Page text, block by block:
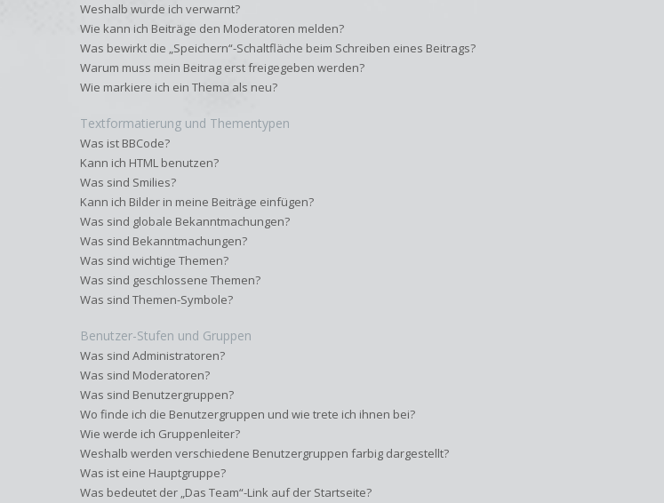
Weshalb wurde ich verwarnt?
Wie kann ich Beiträge den Moderatoren melden?
Was bewirkt die „Speichern“-Schaltfläche beim Schreiben eines Beitrags?
Warum muss mein Beitrag erst freigegeben werden?
Wie markiere ich ein Thema als neu?
Textformatierung und Thementypen
Was ist BBCode?
Kann ich HTML benutzen?
Was sind Smilies?
Kann ich Bilder in meine Beiträge einfügen?
Was sind globale Bekanntmachungen?
Was sind Bekanntmachungen?
Was sind wichtige Themen?
Was sind geschlossene Themen?
Was sind Themen-Symbole?
Benutzer-Stufen und Gruppen
Was sind Administratoren?
Was sind Moderatoren?
Was sind Benutzergruppen?
Wo finde ich die Benutzergruppen und wie trete ich ihnen bei?
Wie werde ich Gruppenleiter?
Weshalb werden verschiedene Benutzergruppen farbig dargestellt?
Was ist eine Hauptgruppe?
Was bedeutet der „Das Team“-Link auf der Startseite?